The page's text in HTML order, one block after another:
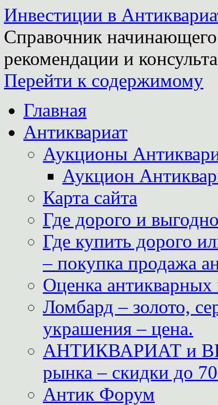
Инвестиции в
Справочник
рекомендации и
Перейти к содержимому
Главная
Антиквариат
Аукционы
Аукцион
Карта сайта
Где дорого и
Где купить дорого
– покупка продажа
Оценка антикварных
Ломбард – золото,
украшения – цена.
АНТИКВАРИАТ и
рынка – скидки до
Антик Форум